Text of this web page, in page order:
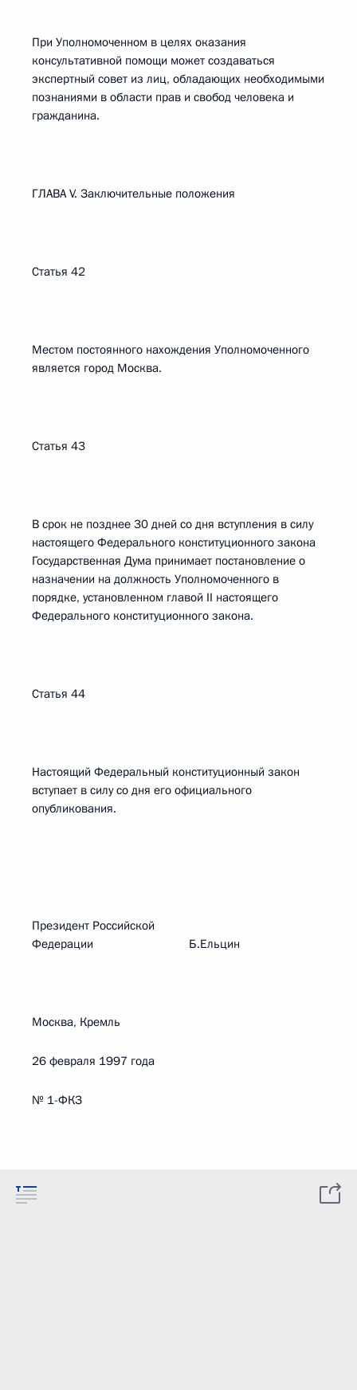
При Уполномоченном в целях оказания
консультативной помощи может создаваться
экспертный совет из лиц, обладающих необходимыми
познаниями в области прав и свобод человека и
гражданина.
ГЛАВА V. Заключительные положения
Статья 42
Местом постоянного нахождения Уполномоченного
является город Москва.
Статья 43
В срок не позднее 30 дней со дня вступления в силу
настоящего Федерального конституционного закона
Государственная Дума принимает постановление о
назначении на должность Уполномоченного в
порядке, установленном главой II настоящего
Федерального конституционного закона.
Статья 44
Настоящий Федеральный конституционный закон
вступает в силу со дня его официального
опубликования.
Президент Российской
Федерации Б.Ельцин
Москва, Кремль
26 февраля 1997 года
№ 1-ФКЗ